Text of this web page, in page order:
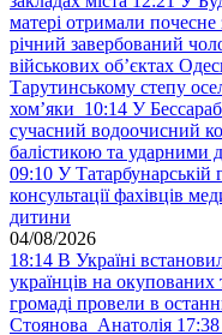
матері отримали
річний завербований
військових обʼєктах
Тарутинському степу
хом’яки 10:14 У
сучасний водоочисний
балістикою та ударними
09:10 У Татарбунарській
консультації фахівців
дитини
04/08/2026
18:14 В Україні
українців на окупованих
громаді провели в
Стоянова Анатолія 17:38